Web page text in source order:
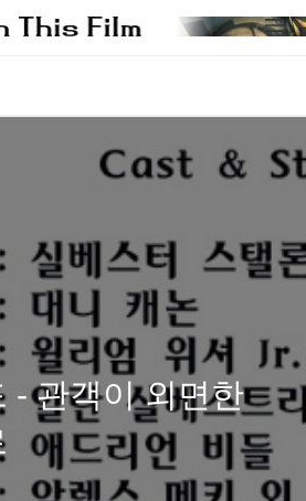
- 관객이 외면한